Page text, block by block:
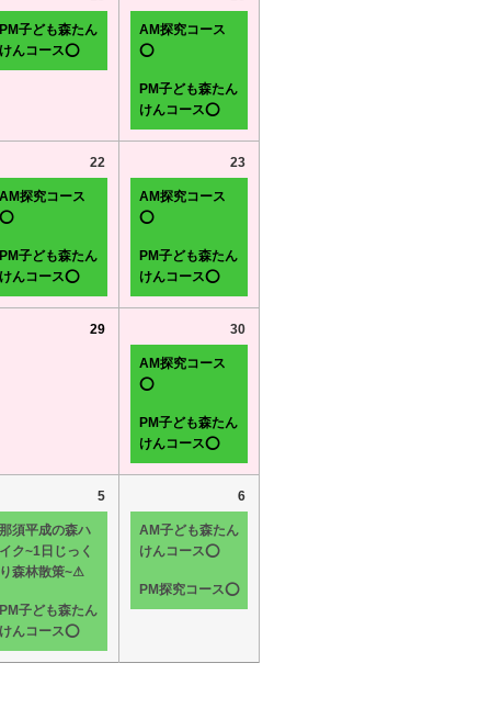
PM子ども森たん
けんコース⭕
AM探究コース
⭕
PM子ども森たん
けんコース⭕
22
AM探究コース
⭕
PM子ども森たん
けんコース⭕
23
AM探究コース
⭕
PM子ども森たん
けんコース⭕
29 30
AM探究コース
⭕
PM子ども森たん
けんコース⭕
5
那須平成の森ハ
イク~1日じっく
り森林散策~⚠
PM子ども森たん
けんコース⭕
6
AM子ども森たん
けんコース⭕
PM探究コース⭕